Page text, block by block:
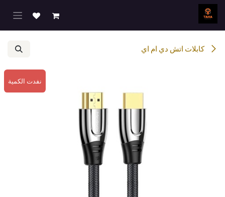
تخطي للذهاب إلى المحتوى
كابلات اتش دي ام اي
نفدت الكمية